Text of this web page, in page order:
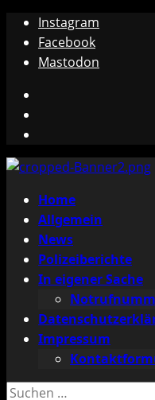
Zum
Inhalt
springen
Instagram
Facebook
Mastodon
Primäres
Menü
Home
Allgemein
News
Polizeiberichte
In eigener Sache
Impressum
Suchen